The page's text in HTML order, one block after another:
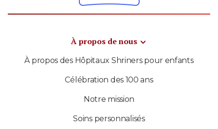
À propos de nous
À propos des Hôpitaux Shriners pour enfants
Célébration des 100 ans
Notre mission
Soins personnalisés